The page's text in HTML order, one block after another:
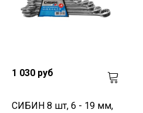
1 030 руб
СИБИН 8 шт, 6 - 19 мм,